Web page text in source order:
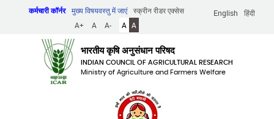
English हिंदी
कर्मचारी कॉर्नर मुख्य विषयवस्तु में जाएं
स्क्रीन रीडर एक्सेस
A+
A A- A A
भारतीय कृषि अनुसंधान परिषद
INDIAN COUNCIL OF AGRICULTURAL RESEARCH
Ministry of Agriculture and Farmers Welfare